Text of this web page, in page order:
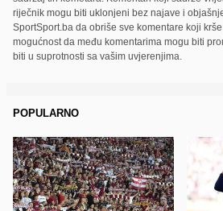
riječnik mogu biti uklonjeni bez najave i
SportSport.ba da obriše sve komentare koji
mogućnost da među komentarima mogu biti
biti u suprotnosti sa vašim uvjerenjima.
POPULARNO